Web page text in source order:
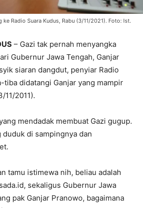
Radio Suara Kudus, Rabu (3/11/2021). Foto: Ist.
– Gazi tak pernah menyangka
Gubernur Jawa Tengah, Ganjar
siaran dangdut, penyiar Radio
tiba didatangi Ganjar yang mampir
11/2011).
mendadak membuat Gazi gugup.
duduk di sampingnya dan
tamu istimewa nih, beliau adalah
sekaligus Gubernur Jawa
pak Ganjar Pranowo, bagaimana